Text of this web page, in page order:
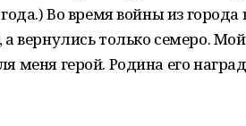
года.) Во время войны из
а вернулись только семеро.
меня герой. Родина его